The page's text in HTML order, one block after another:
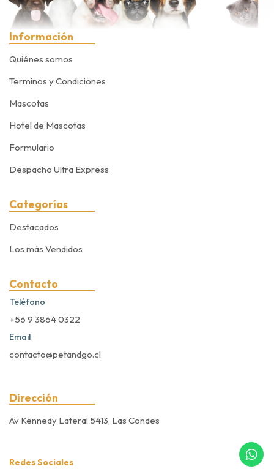
Información
Quiénes somos
Terminos y Condiciones
Mascotas
Hotel de Mascotas
Formulario
Despacho Ultra Express
Categorías
Destacados
Los más Vendidos
Contacto
Teléfono
+56 9 3864 0322
Email
contacto@petandgo.cl
Dirección
Av Kennedy Lateral 5413, Las Condes
Redes Sociales